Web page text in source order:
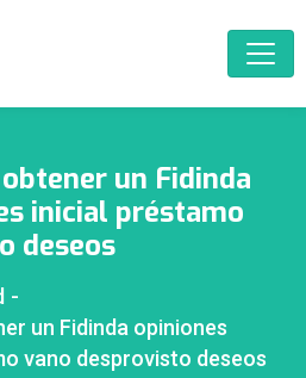
un Fidinda
inicial préstamo
deseos
-
un Fidinda opiniones
vano desprovisto deseos